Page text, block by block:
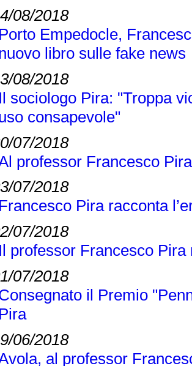
08/2018
Porto Empedocle,
libro sulle fake news
08/2018
Il sociologo Pira: "Troppa
consapevole"
07/2018
professor Francesco
07/2018
Francesco Pira racconta
07/2018
Il professor Francesco
07/2018
il Premio
Pira
06/2018
al professor